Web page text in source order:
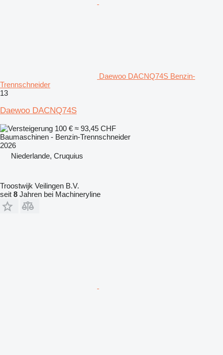
Daewoo DACNQ74S Benzin-
Trennschneider
13
Daewoo DACNQ74S
100 € ≈ 93,45 CHF
Baumaschinen - Benzin-Trennschneider
2026
Niederlande, Cruquius
Troostwijk Veilingen B.V.
seit 8 Jahren bei Machineryline